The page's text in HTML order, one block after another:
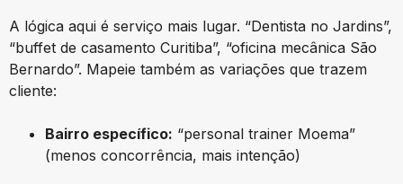
A lógica aqui é serviço mais lugar. “Dentista no Jardins”,
“buffet de casamento Curitiba”, “oficina mecânica São
Bernardo”. Mapeie também as variações que trazem
cliente:
Bairro específico: “personal trainer Moema”
(menos concorrência, mais intenção)